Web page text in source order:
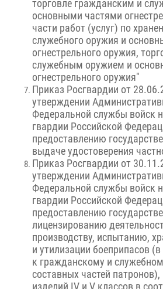
торговле гражданским и
основными частями
части работ (услуг) по
служебного оружия и
огнестрельного оружия,
служебным оружием и
огнестрельного оружия"
Приказ Росгвардии от
утверждении
Федеральной службы войск
гвардии Российской
предоставлению
выдаче удостоверения
Приказ Росгвардии от
утверждении
Федеральной службы войск
гвардии Российской
предоставлению
лицензированию
производству, испытанию,
и утилизации боеприпасов
к гражданскому и
составных частей патронов),
изделий IV и V классов в